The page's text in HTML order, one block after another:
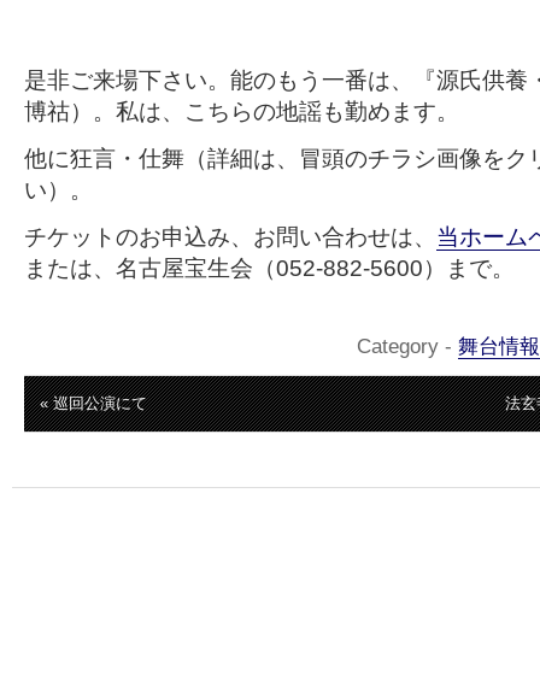
是非ご来場下さい。能のもう一番は、『源氏供養
博祜）。私は、こちらの地謡も勤めます。
他に狂言・仕舞（詳細は、冒頭のチラシ画像をク
い）。
チケットのお申込み、お問い合わせは、 当ホーム
または、名古屋宝生会（052-882-5600）まで。
Category - 舞台情報
« 巡回公演にて 法玄